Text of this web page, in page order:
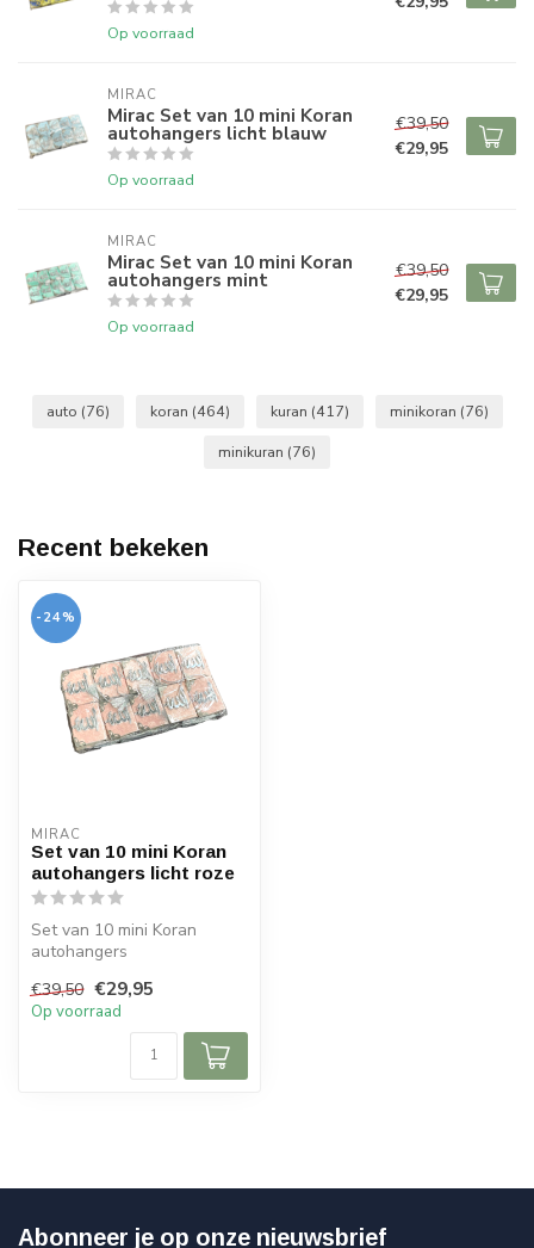
Op voorraad
MIRAC
Mirac Set van 10 mini Koran
autohangers licht blauw
Op voorraad
€39,50
€29,95
MIRAC
Mirac Set van 10 mini Koran
autohangers mint
Op voorraad
€39,50
€29,95
auto (76) koran (464) kuran (417) minikoran (76)
minikuran (76)
Recent bekeken
-24%
MIRAC
Set van 10 mini Koran
autohangers licht roze
Set van 10 mini Koran
autohangers
Afmetingen: 6x5x cm (lxb)
€39,50 €29,95
Op voorraad
Abonneer je op onze nieuwsbrief